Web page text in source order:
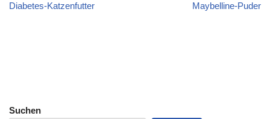
Diabetes-Katzenfutter Maybelline-Puder
Suchen